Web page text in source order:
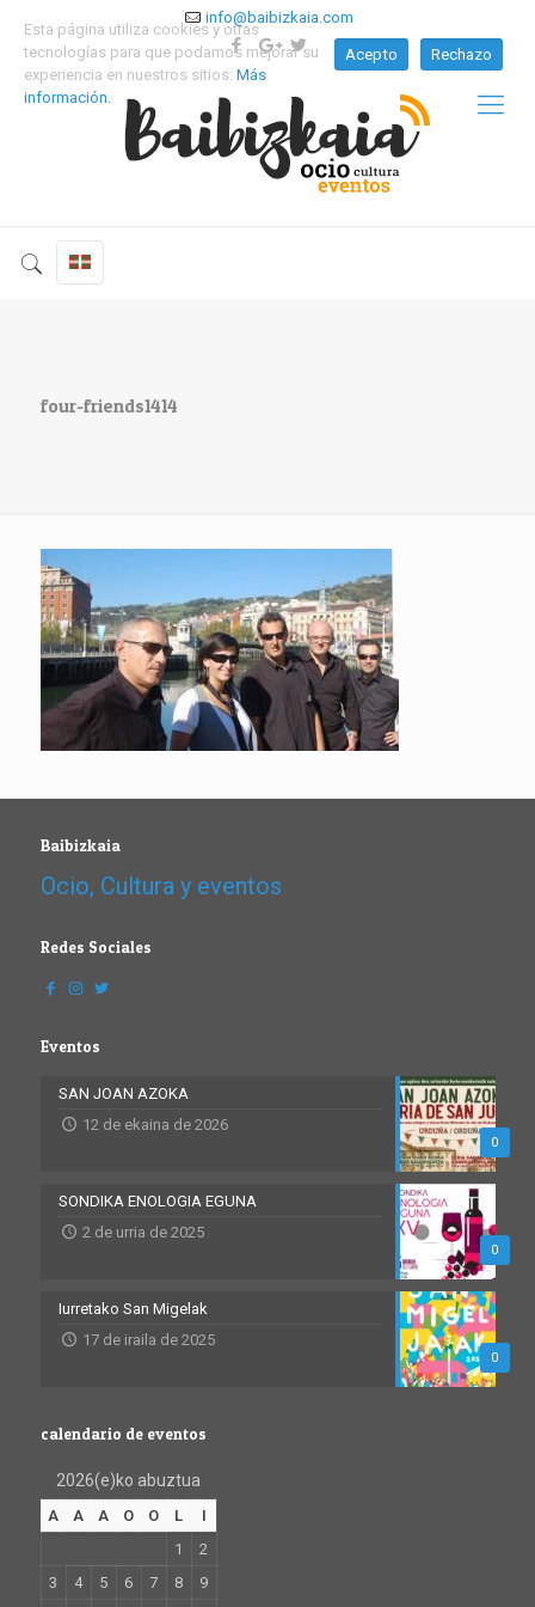
info@baibizkaia.com
four-friends1414
Baibizkaia
Ocio, Cultura y eventos
Redes Sociales
Eventos
0
SAN JOAN AZOKA
12 de ekaina de 2026
0
SONDIKA ENOLOGIA EGUNA
2 de urria de 2025
0
Iurretako San Migelak
17 de iraila de 2025
calendario de eventos
2026(e)ko abuztua
A A A O O L
I
1
2
3
4 5 6 7 8 9
Esta página utiliza cookies y otras
tecnologías para que podamos mejorar su
experiencia en nuestros sitios: Más
información.
Acepto Rechazo